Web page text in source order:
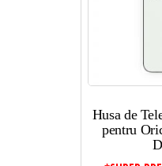
Husa de
pentru